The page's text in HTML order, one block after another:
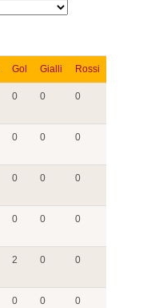
Gol Gialli Rossi
0 0 0
0 0 0
0 0 0
0 0 0
2 0 0
0 0 0